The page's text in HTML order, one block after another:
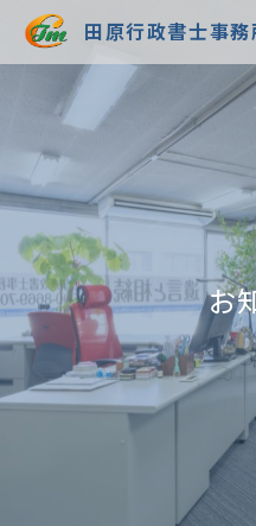
田原行政書士事務
お